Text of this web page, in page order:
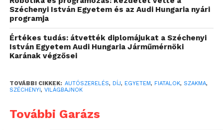
„Hazánk 2018-ban
rendezte meg a
versenysorozat
kontinensdöntőjét, az
alkalomra kibővítette
azon szakmák körét,
amelyekben indul,
Széchenyi István Egyetem és az Audi Hungaria nyári
programja
Értékes tudás: átvették diplomájukat a Széchenyi
István Egyetem Audi Hungaria Járműmérnöki
Karának végzősei
TOVÁBBI CIKKEK: AUTÓSZERELÉS, DÍJ, EGYETEM, FIATALOK, SZAKMA,
SZÉCHENYI, VILÁGBAJNOK
További Garázs